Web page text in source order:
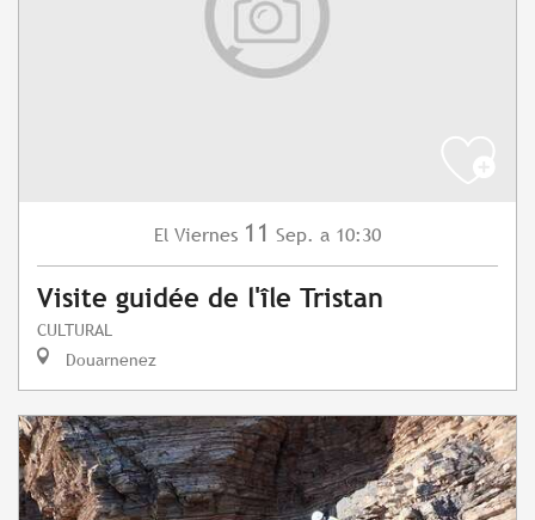
El Viernes 11 Sep. a 10:30
Visite guidée de l'île Tristan
CULTURAL
Douarnenez